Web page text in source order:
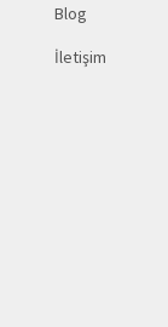
Blog
İletişim